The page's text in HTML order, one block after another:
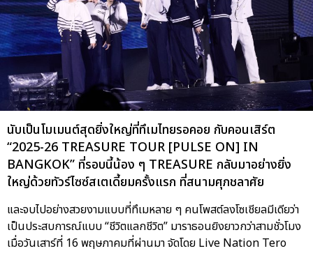
นับเป็นโมเมนต์สุดยิ่งใหญ่ที่ทึเมไทยรอคอย กับคอนเสิร์ต
“2025-26 TREASURE TOUR [PULSE ON] IN
BANGKOK” ที่รอบนี้น้อง ๆ TREASURE กลับมาอย่างยิ่ง
ใหญ่ด้วยทัวร์ไซซ์สเตเดี้ยมครั้งแรก ที่สนามศุภชลาศัย
และจบไปอย่างสวยงามแบบที่ทึเมหลาย ๆ คนโพสต์ลงโซเชียลมีเดียว่า
เป็นประสบการณ์แบบ “ชีวิตแลกชีวิต” มาราธอนยิงยาวกว่าสามชั่วโมง
เมื่อวันเสาร์ที่ 16 พฤษภาคมที่ผ่านมา จัดโดย Live Nation Tero